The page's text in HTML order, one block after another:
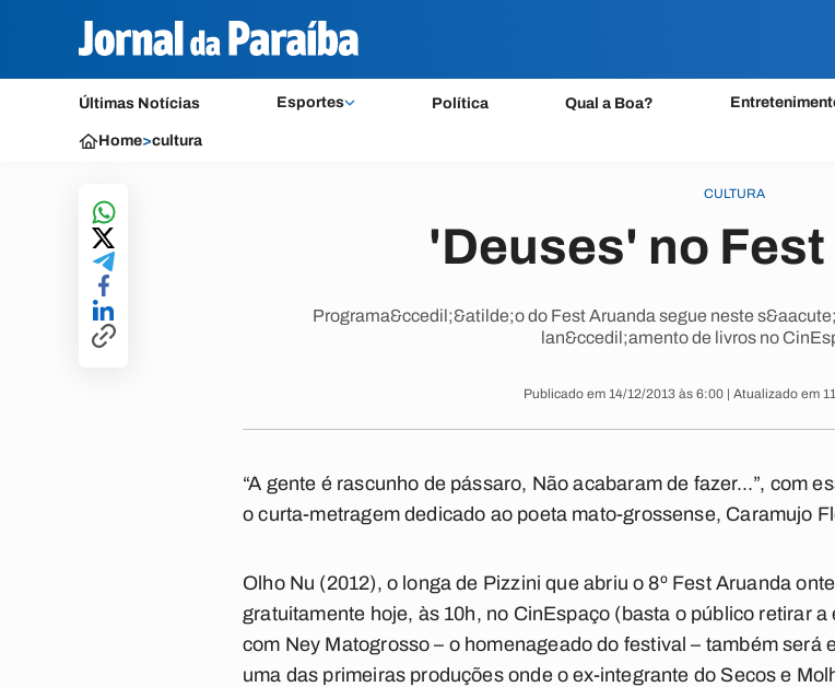
Últimas Notícias Esportes Política Qual a Boa?
Home>cultura
CULTURA
'Deuses' no
Programa&ccedil;&atilde;o do Fest Aruanda segue neste
lan&ccedil;amento de livros no
Publicado em 14/12/2013 às 6:00 | Atualizado em
“A gente é rascunho de pássaro, Não acabaram de fazer...”, com
o curta-metragem dedicado ao poeta mato-grossense, Caramujo
Olho Nu (2012), o longa de Pizzini que abriu o 8º Fest Aruanda
gratuitamente hoje, às 10h, no CinEspaço (basta o público retirar
com Ney Matogrosso – o homenageado do festival – também será
uma das primeiras produções onde o ex-integrante do Secos e